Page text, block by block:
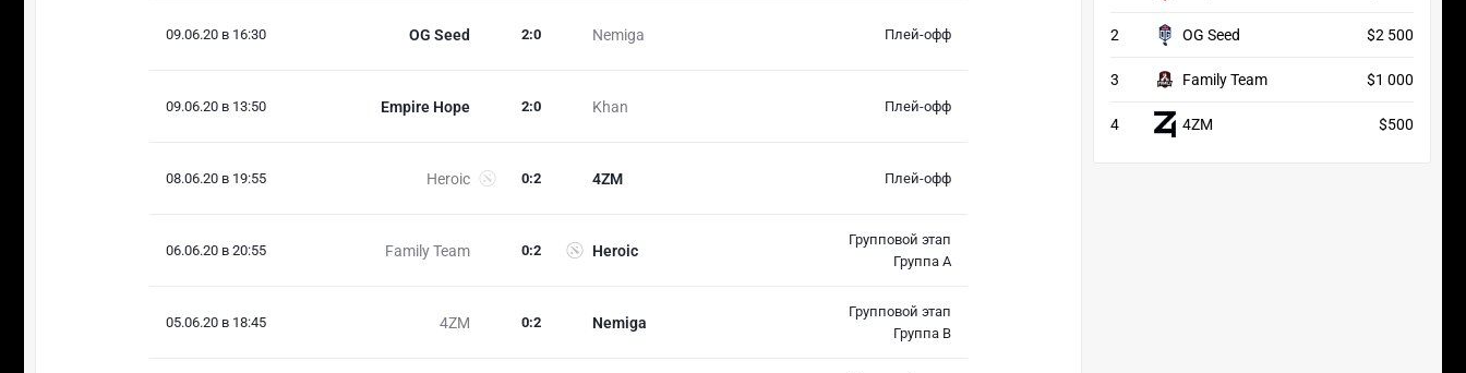
09.06.20 в 16:30 OG Seed Nemiga
2:0 Плей-офф
09.06.20 в 13:50 Empire Hope Khan
2:0 Плей-офф
08.06.20 в 19:55 Heroic 4ZM
0:2 Плей-офф
06.06.20 в 20:55 Family Team Heroic
0:2
Групповой этап
Группа A
05.06.20 в 18:45 4ZM Nemiga
0:2
Групповой этап
Группа B
2 OG Seed $2 500
3 Family Team $1 000
4 4ZM $500